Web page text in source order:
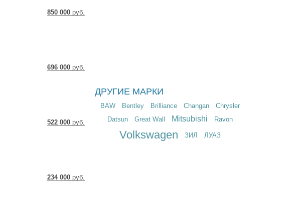
850 000 руб.
696 000 руб.
522 000 руб.
234 000 руб.
ДРУГИЕ МАРКИ
BAW Bentley Brilliance Changan
Chrysler
Datsun
Great Wall Mitsubishi Ravon
Volkswagen ЗИЛ ЛУАЗ